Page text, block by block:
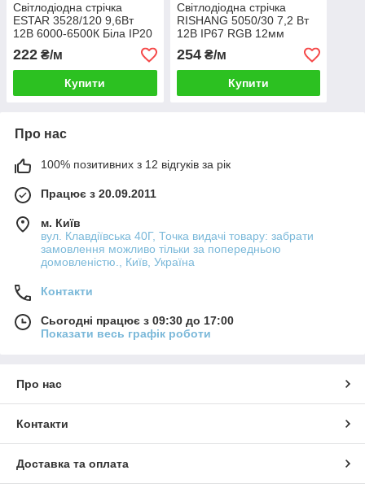
Світлодіодна стрічка
ESTAR 3528/120 9,6Вт
12В 6000-6500К Біла IP20
Преміум
222 ₴/м
Купити
Світлодіодна стрічка
RISHANG 5050/30 7,2 Вт
12В IP67 RGB 12мм
254₴/м
Купити
Про нас
100% позитивних з 12 відгуків за рік
Працює з 20.09.2011
м. Київ
вул. Клавдіївська 40Г, Точка видачі товару: забрати
замовлення можливо тільки за попередньою
домовленістю., Київ, Україна
Контакти
Сьогодні працює з 09:30 до 17:00
Показати весь графік роботи
Про нас
Контакти
Доставка та оплата